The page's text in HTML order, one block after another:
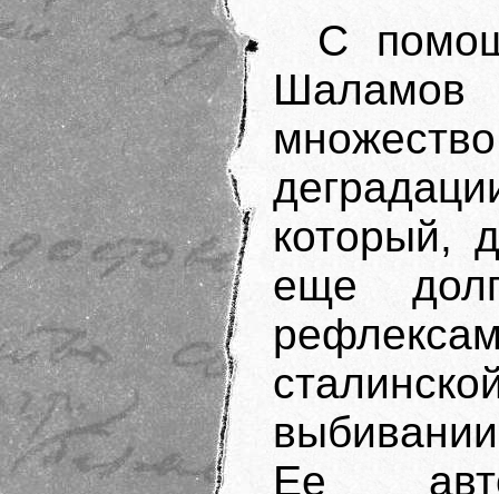
С
который,
еще
Ее